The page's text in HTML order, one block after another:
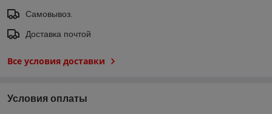
Самовывоз.
Доставка почтой
Все условия доставки
Условия оплаты